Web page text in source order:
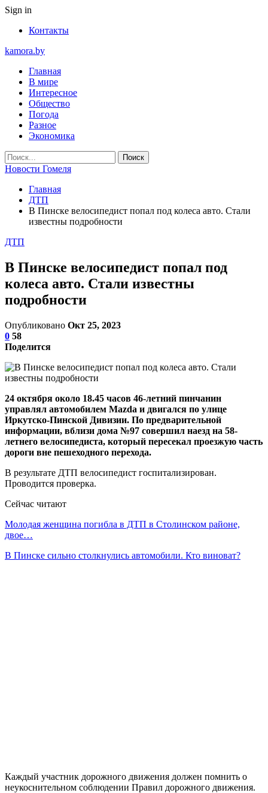
Sign in
Контакты
kamora.by
Главная
В мире
Интересное
Общество
Погода
Разное
Экономика
Новости Гомеля
Главная
ДТП
В Пинске велосипедист попал под колеса авто. Стали
известны подробности
ДТП
В Пинске велосипедист попал под
колеса авто. Стали известны
подробности
Опубликовано Окт 25, 2023
0 58
Поделится
24 октября около 18.45 часов 46-летний пинчанин
управлял автомобилем Mazda и двигался по улице
Иркутско-Пинской Дивизии. По предварительной
информации, вблизи дома №97 совершил наезд на 58-
летнего велосипедиста, который пересекал проезжую часть
дороги вне пешеходного перехода.
В результате ДТП велосипедист госпитализирован.
Проводится проверка.
Сейчас читают
Молодая женщина погибла в ДТП в Столинском районе,
двое…
В Пинске сильно столкнулись автомобили. Кто виноват?
Каждый участник дорожного движения должен помнить о
неукоснительном соблюдении Правил дорожного движения.